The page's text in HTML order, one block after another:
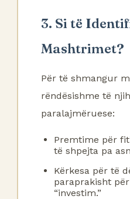
3. Si të
Mashtrimet?
Për të shmangur
rëndësishme të
paralajmëruese:
Premtime për
të shpejta pa
Kërkesa për të
paraprakisht
“investim.”